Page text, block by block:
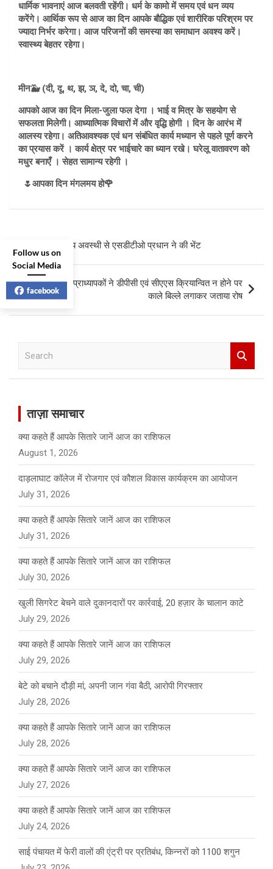
धार्मिक भावनाएं आज बलवती रहेंगी। धर्म के कामो में समय एवं धन व्यय
करेंगे। आर्थिक रूप से आज का दिन आपके बौद्धिक एवं शारीरिक परिश्रम पर
ज्यादा निर्भर करेगा। आज परिजनों की समस्या का समाधान अवश्य करें।
स्वास्थ्य बेहतर रहेगा।
मीन🐳 (दी, दू, थ, झ, ञ, दे, दो, चा, ची)
आपको आज का दिन मिला-जुला फल देगा । भाई व मित्र के सहयोग से
सफलता मिलेगी। आध्यात्मिक विचारों में और वृद्धि होगी । दिन के आरंभ में
आलस्य रहेगा। अतिआवश्यक एवं धन संबंधित कार्य मध्यान से पहले पूर्ण करने
का प्रयास करें । कार्य क्षेत्र पर भाईचारे का ध्यान रखे। घरेलू वातावरण को
मधुर बनाएँ । सेहत सामान्य रहेगी ।
🌷आपका दिन मंगलमय हो🌹
navigation
विधायक संजय अवस्थी से एसडीटीओ प्रधान ने की भेंट
अर्की कॉलेज के प्राध्यापकों ने डीपीसी एवं सीएएस क्रियान्वित न होने पर
काले बिल्ले लगाकर जताया रोष
ताज़ा समाचार
क्या कहते हैं आपके सितारे जानें आज का राशिफल
August 1, 2026
दाड़लाघाट कॉलेज में रोजगार एवं कौशल विकास कार्यक्रम का आयोजन
July 31, 2026
क्या कहते हैं आपके सितारे जानें आज का राशिफल
July 31, 2026
क्या कहते हैं आपके सितारे जानें आज का राशिफल
July 30, 2026
खुली सिगरेट बेचने वाले दुकानदारों पर कार्रवाई, 20 हज़ार के चालान काटे
July 29, 2026
क्या कहते हैं आपके सितारे जानें आज का राशिफल
July 29, 2026
बेटे को बचाने दौड़ी मां, अपनी जान गंवा बैठी, आरोपी गिरफ्तार
July 28, 2026
क्या कहते हैं आपके सितारे जानें आज का राशिफल
July 28, 2026
क्या कहते हैं आपके सितारे जानें आज का राशिफल
July 27, 2026
क्या कहते हैं आपके सितारे जानें आज का राशिफल
July 24, 2026
साई पंचायत में फेरी वालों की एंट्री पर प्रतिबंध, किन्नरों को 1100 शगुन
Follow us on
Social Media
facebook